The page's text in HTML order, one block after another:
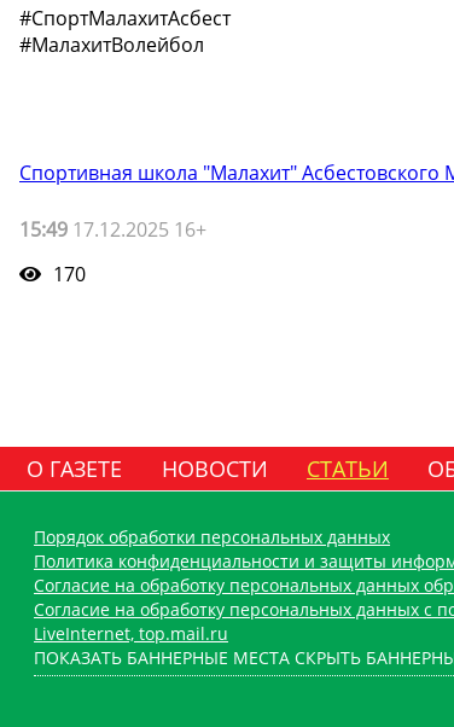
#СпортМалахитАсбест
#МалахитВолейбол
Спортивная школа "Малахит" Асбестовского
15:49 17.12.2025 16+
170
О ГАЗЕТЕ НОВОСТИ СТАТЬИ
Порядок обработки персональных данных
Политика конфиденциальности и защиты
Согласие на обработку персональных данных
Согласие на обработку персональных данных с
LiveInternet, top.mail.ru
ПОКАЗАТЬ БАННЕРНЫЕ МЕСТА СКРЫТЬ